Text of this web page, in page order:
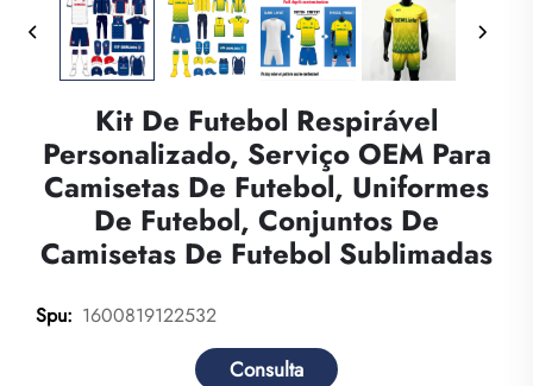
Kit De Futebol Respirável
Personalizado, Serviço OEM Para
Camisetas De Futebol, Uniformes
De Futebol, Conjuntos De
Camisetas De Futebol Sublimadas
Spu: 1600819122532
Consulta